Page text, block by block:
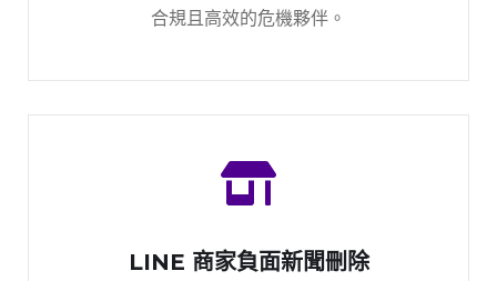
合規且高效的危機夥伴。
LINE 商家負面新聞刪除